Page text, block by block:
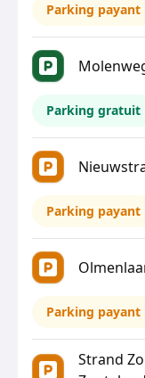
Parking payant
Parking gratuit
Parking payant
Parking payant
Strand